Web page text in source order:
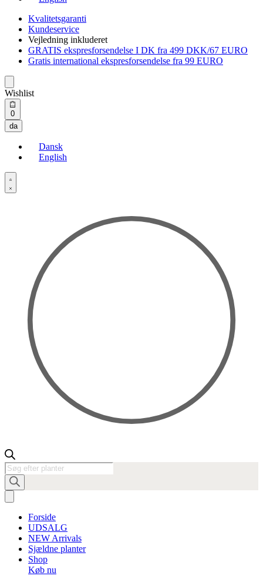
Kvalitetsgaranti
Kundeservice
Vejledning inkluderet
GRATIS ekspresforsendelse I DK fra 499 DKK/67 EURO
Gratis international ekspresforsendelse fra 99 EURO
Wishlist
0Open
cart
da
Dansk
English
Open
Account
details
Products
search
Forside
UDSALG
NEW Arrivals
Sjældne planter
Shop
Køb nu